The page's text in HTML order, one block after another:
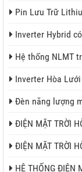
TRỮ
Pin Lưu Trữ
Inverter Hybrid
Hệ thống NLMT
Inverter Hòa Lưới
Đèn năng lượng
ĐIỆN MẶT TRỜI
ĐIỆN MẶT TRỜI
HỆ THỐNG ĐIỆN